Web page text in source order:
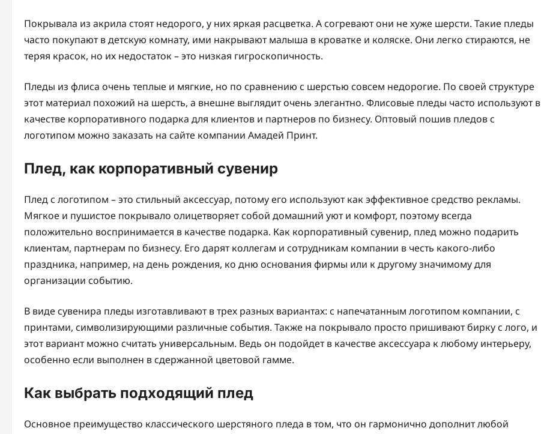
Покрывала из акрила стоят недорого, у них яркая расцветка. А согревают они не хуже шерсти. Такие пледы
часто покупают в детскую комнату, ими накрывают малыша в кроватке и коляске. Они легко стираются, не
теряя красок, но их недостаток – это низкая гигроскопичность.
Пледы из флиса очень теплые и мягкие, но по сравнению с шерстью совсем недорогие. По своей структуре
этот материал похожий на шерсть, а внешне выглядит очень элегантно. Флисовые пледы часто используют в
качестве корпоративного подарка для клиентов и партнеров по бизнесу. Оптовый пошив пледов с
логотипом можно заказать на сайте компании Амадей Принт.
Плед, как корпоративный сувенир
Плед с логотипом – это стильный аксессуар, потому его используют как эффективное средство рекламы.
Мягкое и пушистое покрывало олицетворяет собой домашний уют и комфорт, поэтому всегда
положительно воспринимается в качестве подарка. Как корпоративный сувенир, плед можно подарить
клиентам, партнерам по бизнесу. Его дарят коллегам и сотрудникам компании в честь какого-либо
праздника, например, на день рождения, ко дню основания фирмы или к другому значимому для
организации событию.
В виде сувенира пледы изготавливают в трех разных вариантах: с напечатанным логотипом компании, с
принтами, символизирующими различные события. Также на покрывало просто пришивают бирку с лого, и
этот вариант можно считать универсальным. Ведь он подойдет в качестве аксессуара к любому интерьеру,
особенно если выполнен в сдержанной цветовой гамме.
Как выбрать подходящий плед
Основное преимущество классического шерстяного пледа в том, что он гармонично дополнит любой